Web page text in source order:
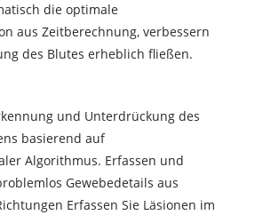
die optimale
aus Zeitberechnung, verbessern
des Blutes erheblich fließen.
und Unterdrückung des
basierend auf
Algorithmus. Erfassen und
Gewebedetails aus
Erfassen Sie Läsionen im